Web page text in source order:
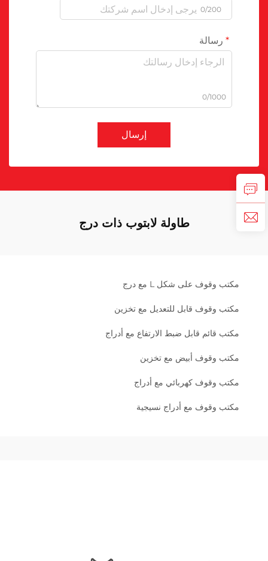
0/200
رسالة
0/1000
إرسال
طاولة لابتوب ذات درج
مكتب وقوف على شكل L مع درج
مكتب وقوف قابل للتعديل مع تخزين
مكتب قائم قابل ضبط الارتفاع مع أدراج
مكتب وقوف أبيض مع تخزين
مكتب وقوف كهربائي مع أدراج
مكتب وقوف مع أدراج نسيجية